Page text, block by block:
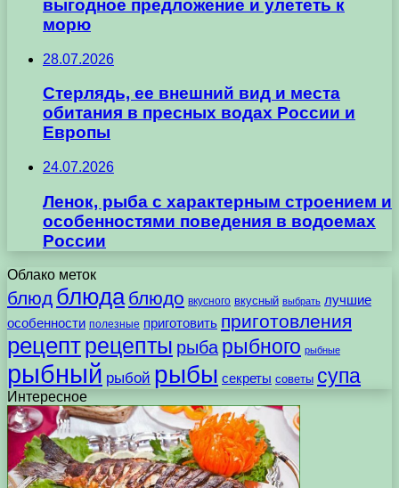
выгодное предложение и улететь к
морю
28.07.2026
Стерлядь, ее внешний вид и места
обитания в пресных водах России и
Европы
24.07.2026
Ленок, рыба с характерным строением и
особенностями поведения в водоемах
России
Облако меток
блюд блюда блюдо вкусного вкусный выбрать лучшие
особенности полезные приготовить приготовления
рецептрецепты рыба рыбного рыбные
рыбный рыбой рыбы секреты советы супа
Интересное